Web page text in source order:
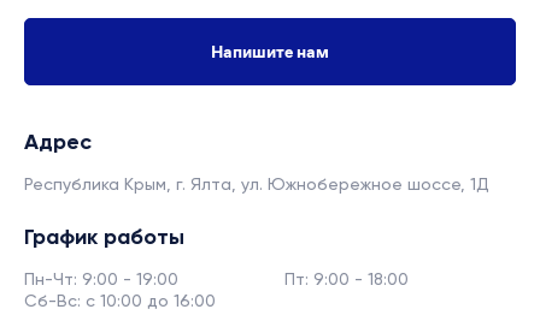
Напишите нам
Адрес
Республика Крым, г. Ялта, ул. Южнобережное шоссе, 1Д
График работы
Пн-Чт: 9:00 - 19:00
Пт: 9:00 - 18:00
Сб-Вс: с 10:00 до 16:00